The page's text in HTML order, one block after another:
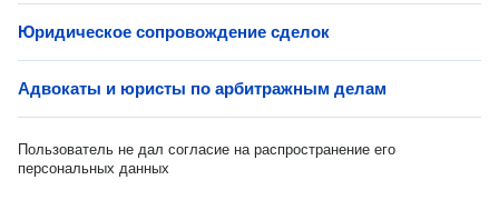
Юридическое сопровождение сделок
Адвокаты и юристы по арбитражным делам
Пользователь не дал согласие на распространение его
персональных данных